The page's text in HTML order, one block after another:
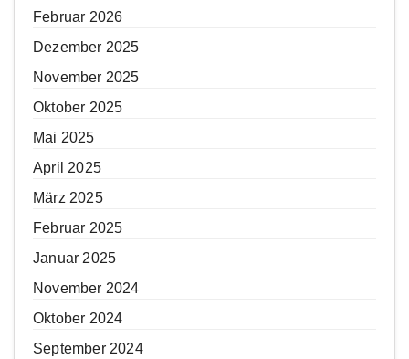
Februar 2026
Dezember 2025
November 2025
Oktober 2025
Mai 2025
April 2025
März 2025
Februar 2025
Januar 2025
November 2024
Oktober 2024
September 2024